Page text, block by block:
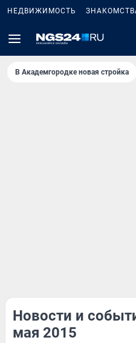
НЕДВИЖИМОСТЬ
В Академгородке новая стройка
Новости и
мая 2015